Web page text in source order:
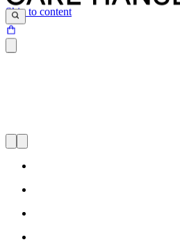
Skip to content